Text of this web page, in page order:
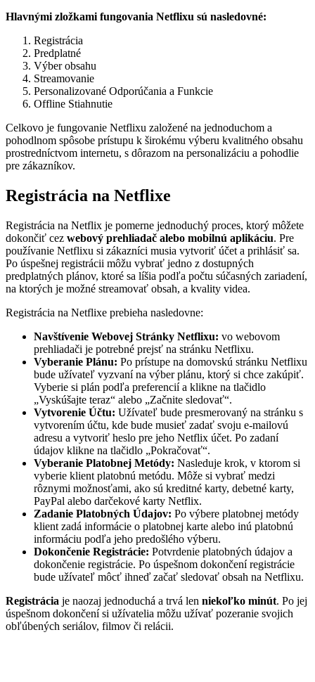
Hlavnými zložkami fungovania Netflixu sú nasledovné:
Registrácia
Predplatné
Výber obsahu
Streamovanie
Personalizované Odporúčania a Funkcie
Offline Stiahnutie
Celkovo je fungovanie Netflixu založené na jednoduchom a
pohodlnom spôsobe prístupu k širokému výberu kvalitného obsahu
prostredníctvom internetu, s dôrazom na personalizáciu a pohodlie
pre zákazníkov.
Registrácia na Netflixe
Registrácia na Netflix je pomerne jednoduchý proces, ktorý môžete
dokončiť cez webový prehliadač alebo mobilnú aplikáciu. Pre
používanie Netflixu si zákazníci musia vytvoriť účet a prihlásiť sa.
Po úspešnej registrácii môžu vybrať jedno z dostupných
predplatných plánov, ktoré sa líšia podľa počtu súčasných zariadení,
na ktorých je možné streamovať obsah, a kvality videa.
Registrácia na Netflixe prebieha nasledovne:
Navštívenie Webovej Stránky Netflixu: vo webovom
prehliadači je potrebné prejsť na stránku Netflixu.
Vyberanie Plánu: Po prístupe na domovskú stránku Netflixu
bude užívateľ vyzvaní na výber plánu, ktorý si chce zakúpiť.
Vyberie si plán podľa preferencií a klikne na tlačidlo
„Vyskúšajte teraz“ alebo „Začnite sledovať“.
Vytvorenie Účtu: Užívateľ bude presmerovaný na stránku s
vytvorením účtu, kde bude musieť zadať svoju e-mailovú
adresu a vytvoriť heslo pre jeho Netflix účet. Po zadaní
údajov klikne na tlačidlo „Pokračovať“.
Vyberanie Platobnej Metódy: Nasleduje krok, v ktorom si
vyberie klient platobnú metódu. Môže si vybrať medzi
rôznymi možnosťami, ako sú kreditné karty, debetné karty,
PayPal alebo darčekové karty Netflix.
Zadanie Platobných Údajov: Po výbere platobnej metódy
klient zadá informácie o platobnej karte alebo inú platobnú
informáciu podľa jeho predošlého výberu.
Dokončenie Registrácie: Potvrdenie platobných údajov a
dokončenie registrácie. Po úspešnom dokončení registrácie
bude užívateľ môcť ihneď začať sledovať obsah na Netflixu.
Registrácia je naozaj jednoduchá a trvá len niekoľko minút. Po jej
úspešnom dokončení si užívatelia môžu užívať pozeranie svojich
obľúbených seriálov, filmov či relácii.